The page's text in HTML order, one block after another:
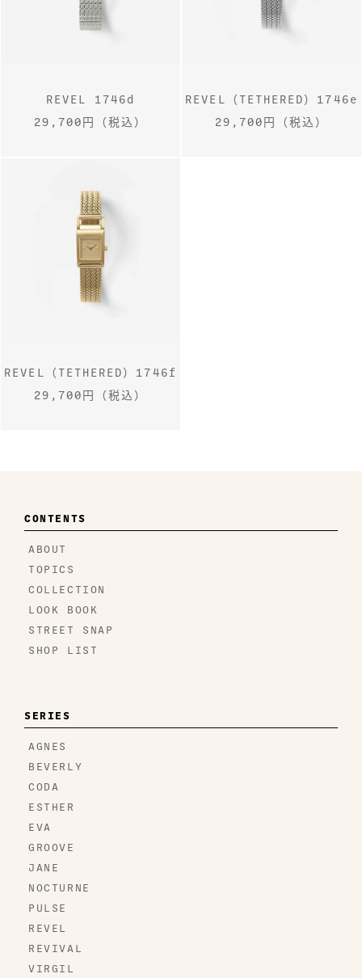
REVEL 1746d
29,700円（税込）
REVEL（TETHERED）1746e
29,700円（税込）
REVEL（TETHERED）1746f
29,700円（税込）
CONTENTS
ABOUT
TOPICS
COLLECTION
LOOK BOOK
STREET SNAP
SHOP LIST
SERIES
AGNES
BEVERLY
CODA
ESTHER
EVA
GROOVE
JANE
NOCTURNE
PULSE
REVEL
REVIVAL
VIRGIL